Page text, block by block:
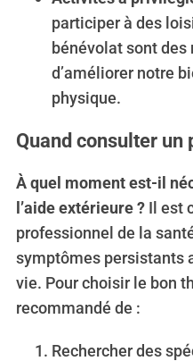
participer à des
bénévolat sont des
d’améliorer notre
physique.
Quand consulter un
À quel moment est-il
l’aide extérieure ?Il est
professionnel de la
symptômes persistants
vie. Pour choisir le bon
recommandé de :
Rechercher des